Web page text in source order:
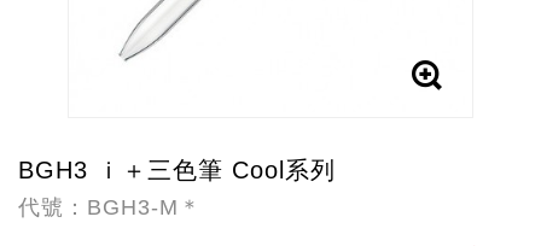
BGH3 ｉ＋三色筆 Cool系列
代號：BGH3-M＊